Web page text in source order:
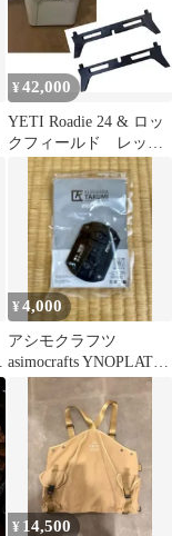
¥ 42,000
YETI Roadie 24 & ロッ
クフィールド レッグ
セット
¥4,000
アシモクラフツ
asimocrafts YNOPLATE
¥ 14,500